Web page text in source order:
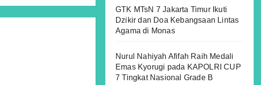
GTK MTsN 7 Jakarta Timur Ikuti
Dzikir dan Doa Kebangsaan Lintas
Agama di Monas
Nurul Nahiyah Afifah Raih Medali
Emas Kyorugi pada KAPOLRI CUP
7 Tingkat Nasional Grade B